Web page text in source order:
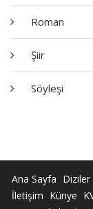
Roman
Şiir
Söyleşi
Ana Sayfa Diziler
İletişim Künye